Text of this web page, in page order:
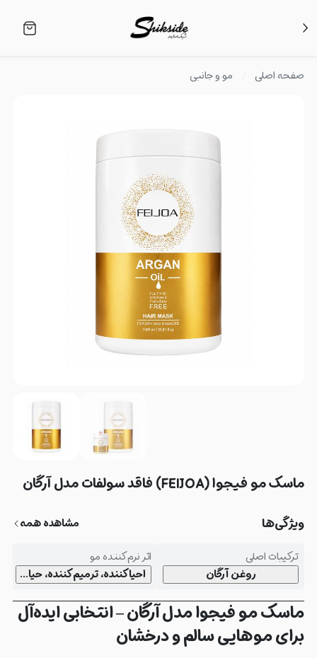
صفحه اصلی مو و جانبی
ماسک مو فیجوا (FEIJOA) فاقد سولفات مدل آرگان
ویژگی‌ها
مشاهده همه
ترکیبات اصلی
روغن آرگان
اثر نرم‌کننده مو
احیاکننده، ترمیم‌کننده،
ماسک مو فیجوا مدل آرگان – انتخابی ایده‌آل
برای موهایی سالم و درخشان